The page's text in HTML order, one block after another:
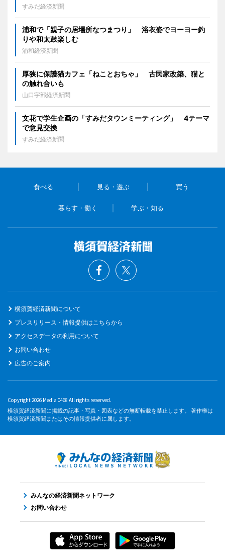
すみだ経済新聞
浦和で「親子の居場所なつまつり」 浴衣姿でヨーヨー釣
りや和太鼓楽しむ
浦和経済新聞
厚狭に保護猫カフェ「ねことおちゃ」 古民家改築、猫と
の触れ合いも
山口宇部経済新聞
文花で学生企画の「すみだタウンミーティング」 4テーマ
で意見交換
すみだ経済新聞
食べる 見る・遊ぶ 買う
暮らす・働く 学ぶ・知る
横須賀経済新聞について
プレスリリース・情報提供はこちらから
アクセスデータの利用について
お問い合わせ
広告のご案内
Copyright 2026 Media 0468 All rights reserved.
横須賀経済新聞に掲載の記事・写真・図表などの無断転載を禁止します。 著作権は
横須賀経済新聞またはその情報提供者に属します。
みんなの経済新聞ネットワーク
お問い合わせ